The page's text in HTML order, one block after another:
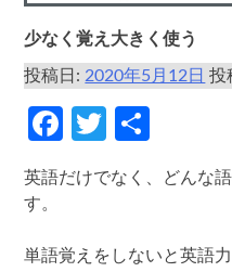
少なく覚え大きく使う
投稿日:2020年5月12日 投
Facebook
Twitter
英語だけでなく、どんな
す。
単語覚えをしないと英語